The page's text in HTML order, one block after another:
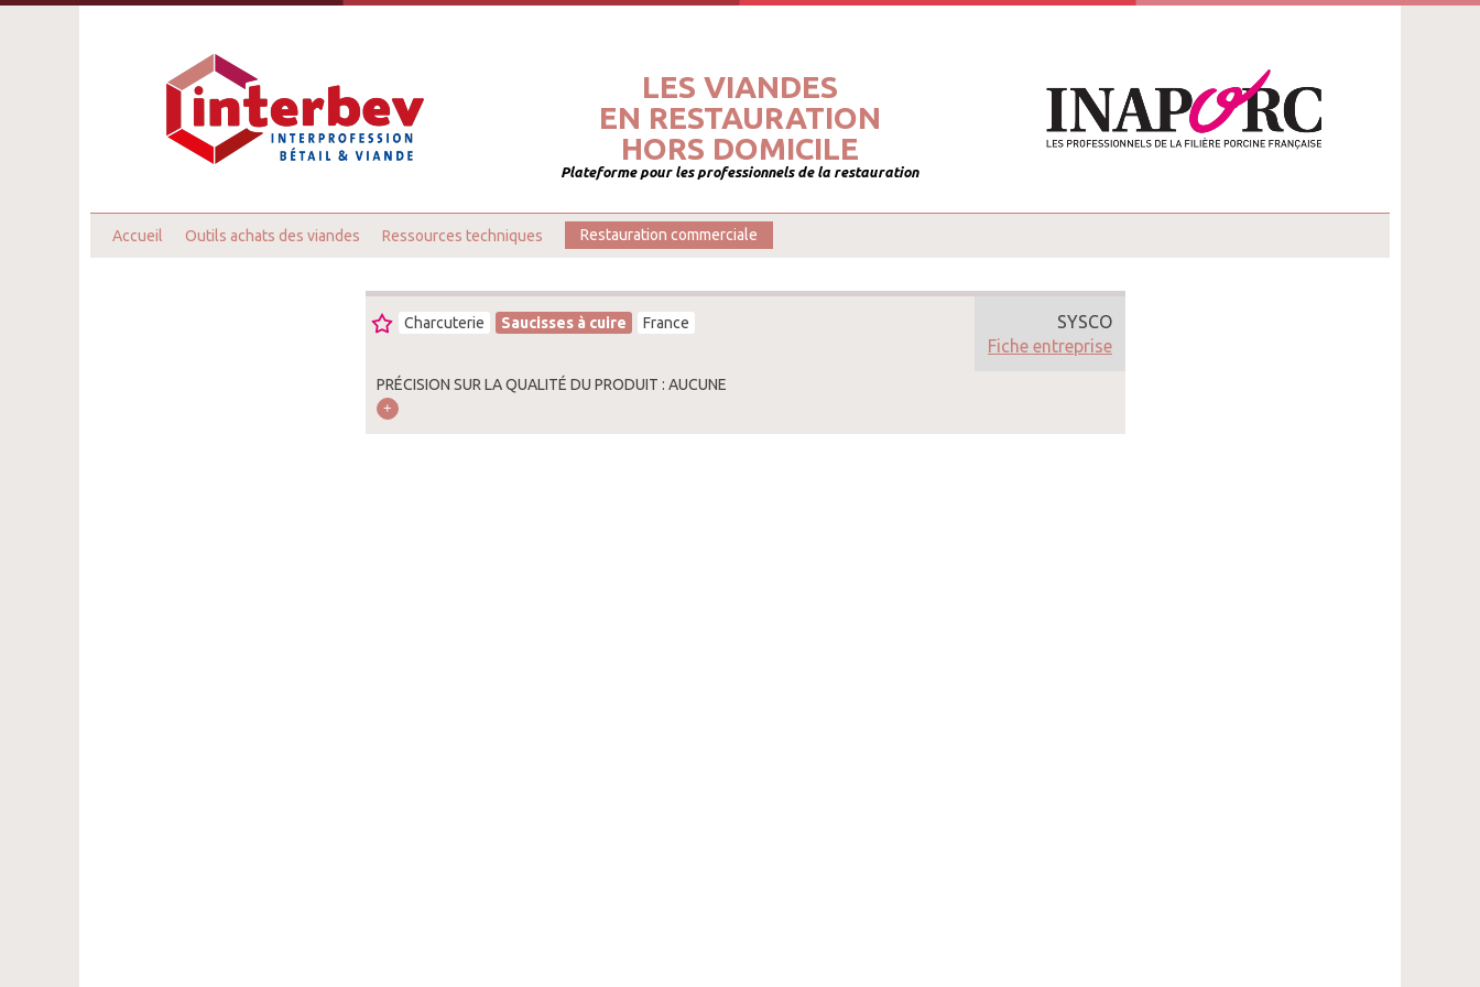
LES VIANDES
EN RESTAURATION
HORS DOMICILE
Plateforme pour les professionnels de la restauration
Accueil Outils achats des viandes Ressources techniques Restauration commerciale
Charcuterie Saucisses à cuire France
PRÉCISION SUR LA QUALITÉ DU PRODUIT : AUCUNE
SYSCO
Fiche entreprise